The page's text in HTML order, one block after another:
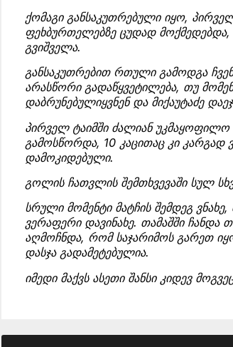
ქომაგი განსაკუთრებული იყო,
ფეხბურთელებზე ცუდად მოქმედებდა,
გვიშველა.
განსაკუთრებით რთული გამოდგა
არასწორი გადაწყვეტილება, თუ
დაბრუნებულიყვნენ და მიქაუტაძე
პირველ ტაიმში ძალიან უკმაყოფილო
გამოსწორდა, 10 კაცითაც კი კარგად
დამოკიდებული.
გოლის ჩათვლის შემთხვევაში სულ
სრული მომენტი მატჩის შემდეგ
ვერაფერი დავინახე. თამაშში ჩანდა
აღმოჩნდა, რომ საჯარიმოს გარეთ
დასჯა გადამეტებულია.
იმედი მაქვს ასეთი შანსი კიდევ